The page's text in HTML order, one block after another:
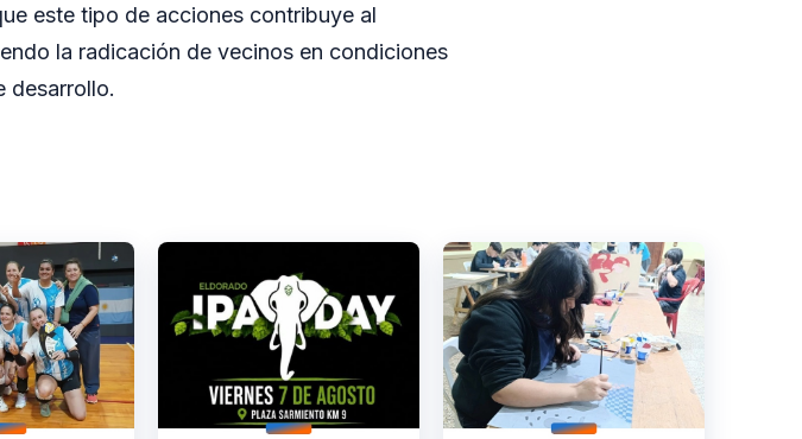
este tipo de acciones contribuye al
la radicación de vecinos en condiciones
desarrollo.